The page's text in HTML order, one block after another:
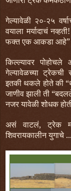
गेल्यावेळी २०-२५
वयाला मर्यादाचं
फक्त एक आकडा आहे”
किल्ल्यावर पोहोचले
गेल्यावेळच्या ट्रेकची
इतकी थकले होते की
जाणीव झाली ती
नजर यावेळी शोधक
असं वाटलं, ट्रेक
शिवरायकालीन युगाचे